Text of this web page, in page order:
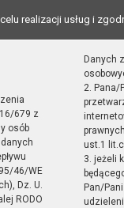
realizacji usług i
679 z
osób
46/WE
Dz. U.
RODO
Danych
2. Pana/
ust.1 lit.c
3. jeżeli
Pan/